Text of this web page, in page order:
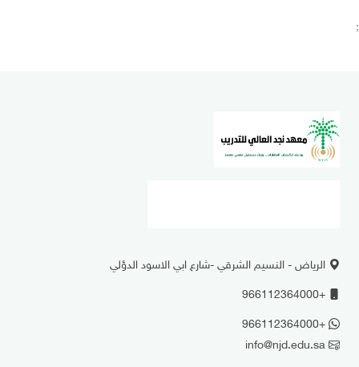
;
الرياض - النسيم الشرقي -شارع ابي الاسود الدؤلي
+966112364000
+966112364000
info@njd.edu.sa